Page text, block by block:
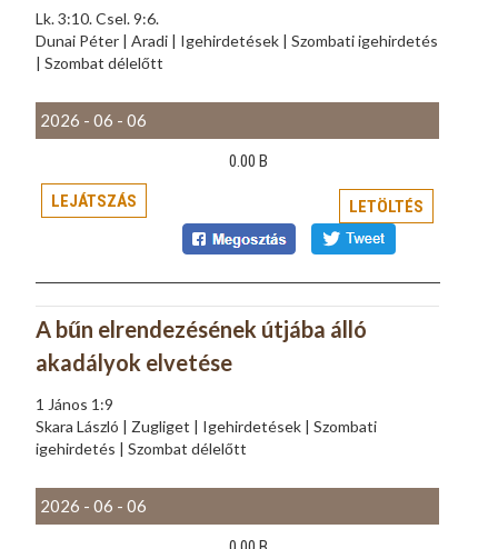
Lk. 3:10. Csel. 9:6.
Dunai Péter | Aradi | Igehirdetések | Szombati igehirdetés
| Szombat délelőtt
2026 - 06 - 06
0.00 B
LEJÁTSZÁS
LETÖLTÉS
A bűn elrendezésének útjába álló
akadályok elvetése
1 János 1:9
Skara László | Zugliget | Igehirdetések | Szombati
igehirdetés | Szombat délelőtt
2026 - 06 - 06